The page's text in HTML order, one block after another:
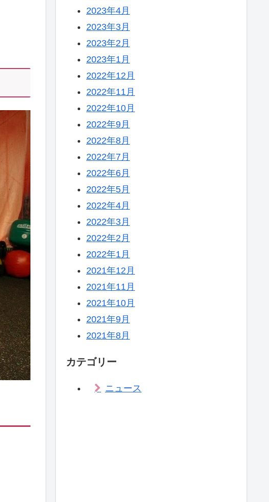
2023年4月
2023年3月
2023年2月
2023年1月
2022年12月
2022年11月
2022年10月
2022年9月
2022年8月
2022年7月
2022年6月
2022年5月
2022年4月
2022年3月
2022年2月
2022年1月
2021年12月
2021年11月
2021年10月
2021年9月
2021年8月
カテゴリー
ニュース